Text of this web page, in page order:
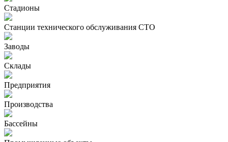
Стадионы
Станции технического обслуживания СТО
Заводы
Склады
Предприятия
Производства
Бассейны